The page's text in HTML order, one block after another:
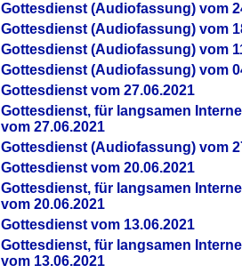
Gottesdienst (Audiofassung) vom
Gottesdienst (Audiofassung) vom
Gottesdienst (Audiofassung) vom
Gottesdienst (Audiofassung) vom
Gottesdienst vom 27.06.2021
Gottesdienst, für langsamen
vom 27.06.2021
Gottesdienst (Audiofassung) vom
Gottesdienst vom 20.06.2021
Gottesdienst, für langsamen
vom 20.06.2021
Gottesdienst vom 13.06.2021
Gottesdienst, für langsamen
vom 13.06.2021